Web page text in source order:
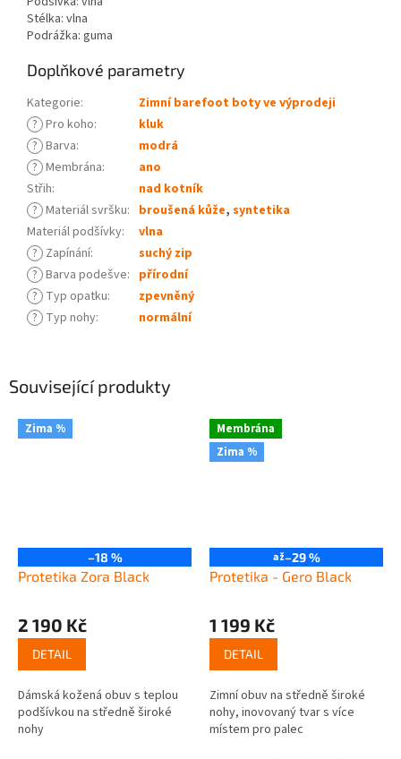
Související produkty
Zima %
–18 %
Protetika Zora Black
2 190 Kč
DETAIL
Dámská kožená obuv s teplou
podšívkou na středně široké
nohy
Membrána
Zima %
až–29 %
Protetika - Gero Black
1 199 Kč
DETAIL
Zimní obuv na středně široké
nohy, inovovaný tvar s více
místem pro palec
Stélka: vlna
Podrážka: guma
Doplňkové parametry
Kategorie:
Zimní barefoot boty ve výprodeji
? Pro koho:
kluk
? Barva:
modrá
? Membrána:
ano
Střih:
nad kotník
? Materiál svršku: broušená kůže, syntetika
Materiál podšívky:
vlna
? Zapínání:
suchý zip
? Barva podešve: přírodní
? Typ opatku:
zpevněný
? Typ nohy: normální